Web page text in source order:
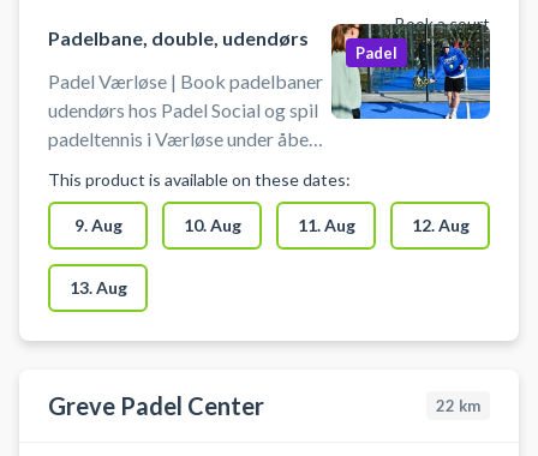
Book a court
Padelbane, double, udendørs
Padel Værløse | Book padelbaner
udendørs hos Padel Social og spil
padeltennis i Værløse under åben
doublebaner, hver med plads til 4
spillere. Padel Social beliggende
på Kirke Værløsevej 58, 3500
Værløse, byder på udendørs padel
i naturskønne omgivelser ved
Søndersøhallen og Værløse
gratis parkering samt leje af bat
Padel
This product is available on these dates:
9. Aug 10. Aug 11. Aug 12. Aug
13. Aug
Greve Padel Center 22 km